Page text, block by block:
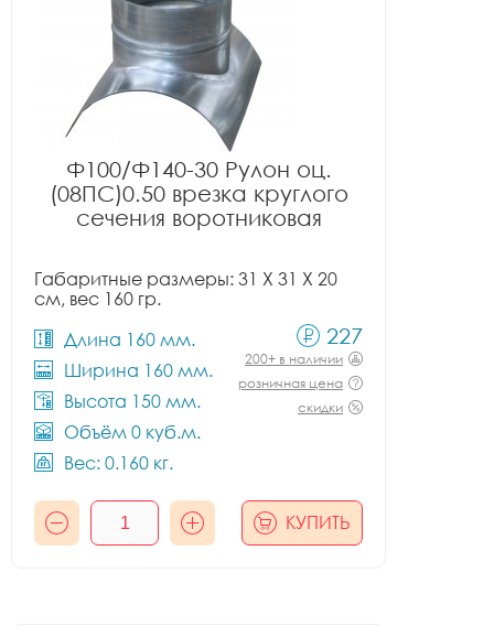
Ф100/Ф140-30 Рулон оц.
(08ПС)0.50 врезка круглого
сечения воротниковая
Габаритные размеры: 31 X 31 X 20
см, вес 160 гр.
Длина 160 мм.
Ширина 160 мм.
Высота 150 мм.
Объём 0 куб.м.
Вес: 0.160 кг.
227
200+ в наличии
розничная цена
скидки
КУПИТЬ